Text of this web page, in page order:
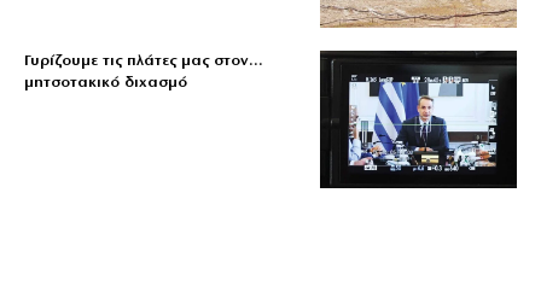
Γυρίζουμε τις πλάτες μας στον…
μητσοτακικό διχασμό